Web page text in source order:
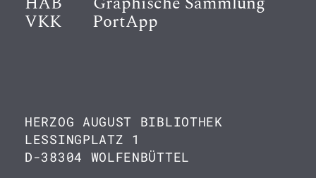
VKK PortApp
HERZOG AUGUST BIBLIOTHEK
LESSINGPLATZ 1
D-38304 WOLFENBÜTTEL